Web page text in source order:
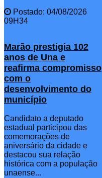
Postado: 04/08/2026
09H34
Marão prestigia 102
anos de Una e
reafirma compromisso
com o
desenvolvimento do
município
Candidato a deputado
estadual participou das
comemorações de
aniversário da cidade e
destacou sua relação
histórica com a população
unaense...